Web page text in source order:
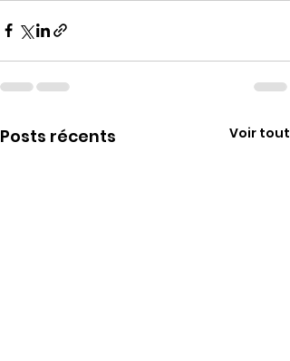
Posts récents Voir tout